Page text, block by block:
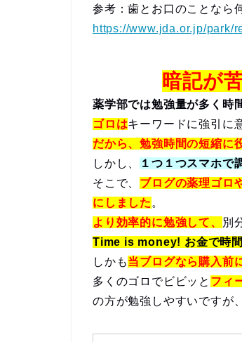
参考：歯とお口のことなら
https://www.jda.or.jp/park/
暗記が
薬学部では勉強量が多く時
ゴロはキーワードに強引に
だから、勉強時間の短縮に
しかし、
１つ１つスマホで
そこで、 ブログの薬理ゴロ
にしました 。
より効率的に勉強して、
別
Time is money! お金で時
しかも当ブログなら購入前
多くのゴロでビビッと フィ
の方が勉強しやすいですが